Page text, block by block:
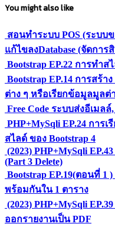
You might also like
สอนทำระบบ POS (ระบบ
แก้ไขลงDatabase (จัดการ
Bootstrap EP.22 การทำส
Bootstrap EP.14 การสร้า
ต่าง ๆ หรือเรียกข้อมูลมูลต่
Free Code ระบบส่งอีเมลล์
PHP+MySqli EP.24 การ
สไลด์ ของ Bootstrap 4
(2023) PHP+MySqli
(Part 3 Delete)
Bootstrap EP.19(ตอนที่
พร้อมกันใน 1 ตาราง
(2023) PHP+MySqli
ออกรายงานเป็น PDF